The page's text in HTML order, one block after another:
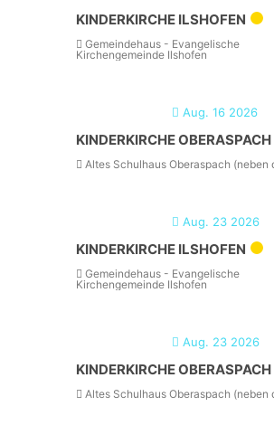
KINDERKIRCHE ILSHOFEN
Gemeindehaus - Evangelische
Kirchengemeinde Ilshofen
Aug. 16 2026
KINDERKIRCHE OBERASPACH
Altes Schulhaus Oberaspach (neben
Aug. 23 2026
KINDERKIRCHE ILSHOFEN
Gemeindehaus - Evangelische
Kirchengemeinde Ilshofen
Aug. 23 2026
KINDERKIRCHE OBERASPACH
Altes Schulhaus Oberaspach (neben